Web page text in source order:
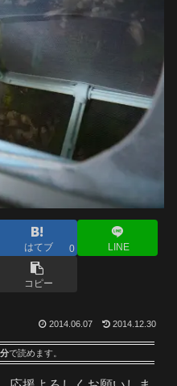
はてブ 0 LINE
コピー
2014.06.07 2014.12.30
で読めます。